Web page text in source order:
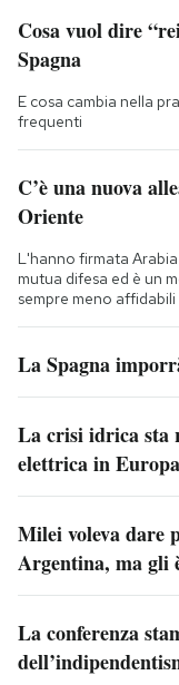
Cosa vuol dire
Spagna
E cosa cambia nella
frequenti
C’è una nuova
Oriente
L'hanno firmata
mutua difesa ed è un
sempre meno affidabili
La Spagna
La crisi idrica sta
elettrica in Europa
Milei voleva dare
Argentina, ma gli
La conferenza